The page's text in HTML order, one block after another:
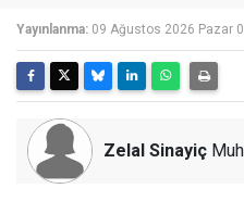
Yayınlanma: 09 Ağustos 2026 Pazar
Zelal Sinayiç